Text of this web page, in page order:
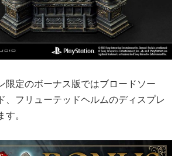
限定のボーナス版ではブロードソー
、フリューテッドヘルムのディスプレ
。